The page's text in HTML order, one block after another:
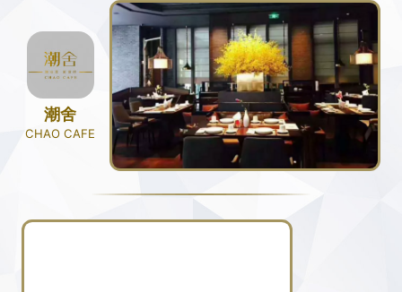
潮舍
CHAO CAFE